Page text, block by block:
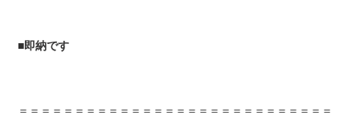
■即納です
＝＝＝＝＝＝＝＝＝＝＝＝＝＝＝＝＝＝＝＝＝＝＝＝＝＝＝＝